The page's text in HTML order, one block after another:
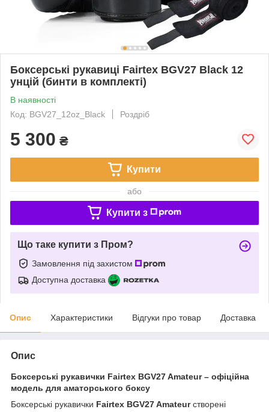
Боксерські рукавиці Fairtex BGV27 Black 12
унцій (бинти в комплекті)
В наявності
Код: BGV27_12oz_Black
Роздріб
5 300 ₴
Купити
або
Купити з
Що таке купити з Пром?
Замовлення під захистом
Доступна доставка
Опис Характеристики Відгуки про товар Доставка
Опис
Боксерські рукавички Fairtex BGV27 Amateur – офіційна
модель для аматорського боксу
Боксерські рукавички Fairtex BGV27 Amateurстворені